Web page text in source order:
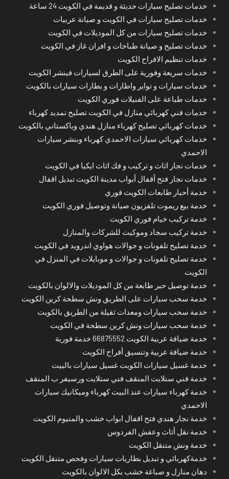
خدمات تصليح سيارات حديثة و قديمة في الكويت 24 ساعة
خدمات تصليح سيارات في الكويت و صيانة عربيات
خدمات تصليح سيارات من كل الموديلات في الكويت
خدمات تصليح و صيانة طباخات و افران غاز في الكويت
خدمات تنظيم الافراح الكويت
خدمات سريعة وفورية على الطرق لسيارات فينشر الكويت
خدمات سيارات و تواير واطارات و بطارات سيارات بالكويت
خدمات طباعة على الفنيلات فوري الكويت
خدمات فني كهربائي منازل في الكويت تصليح تمديد كهرباء
خدمات كهربائي تصليح كهرباء منازل هندي وباكستاني بالكويت
خدمات كهربائي سيارات الاحمدي كهرباء وبنشر سيارات
الاحمدي
خدمات نجار اثاث و تركيب و فك اثاث ايكيا في الكويت
خدمات نجار فتح أقفال أبواب مدينة الكويت تبديل اقفال
خدمة أحبار طابعات الكويت فوري
خدمة بيع ريموت تلفزيون صيانة وتوصيل فوري الكويت
خدمة تركيب خيام فوري الكويت
خدمة تركيب سجاد وموكيت للشركات والمنازل
خدمة تصليح تلفونات و جوالات هواوي اندرويد في الكويت
خدمة تصليح تلفونات و جوالات و موبايلات في المنزل في
الكويت
خدمة توصيل حبر طابعة من كل الموديلات والالوان بالكويت
خدمة سحب سيارات على الطريق ونش سطحة كرين الكويت
خدمة سحب سيارات ومعدات ثقيلة من الطريق بالكويت
خدمة سحب سيارات ونش كرين سطحة في الكويت
خدمة ضيافة عربية الكويت 66875552 خدمة فورية
خدمة ضيافة عربية وتنسيق أفراح الكويت
خدمة غسيل سيارات الكويت غسيل سيارات بالبيت
خدمة فني ستلايت المنقف فني ستلايت ورسيفر ب المنقف
خدمة كهرباء سيارات عند البيت كهرباء وميكانيك سيارات
الاحمدي
خدمة نجار هندي فتح اقفال ابواب خشب والمنيوم الكويت
خدمة نقل أثاث وعفش الفردوس
خدمة ونش متنقل الكويت
خدمةكهربائي و تبديل بطاريات سيارات وفحص متنقل الكويت
دهان منازل و صباغة خشب بكل الالوان بالكويت